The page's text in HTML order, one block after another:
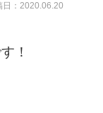
日：2020.06.20
！